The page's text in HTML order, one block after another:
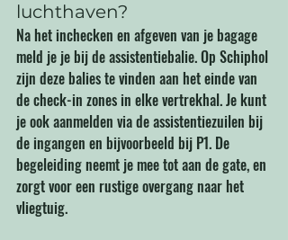
luchthaven?
Na het inchecken en afgeven van je bagage
meld je je bij de assistentiebalie. Op Schiphol
zijn deze balies te vinden aan het einde van
de check-in zones in elke vertrekhal. Je kunt
je ook aanmelden via de assistentiezuilen bij
de ingangen en bijvoorbeeld bij P1. De
begeleiding neemt je mee tot aan de gate, en
zorgt voor een rustige overgang naar het
vliegtuig.